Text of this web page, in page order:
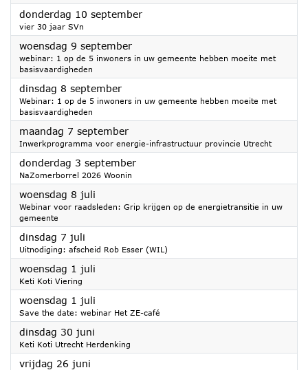
donderdag 10 september2026
vier 30 jaar SVn
woensdag 9 september2026
webinar: 1 op de 5 inwoners in uw gemeente hebben moeite met
basisvaardigheden
dinsdag 8 september2026
Webinar: 1 op de 5 inwoners in uw gemeente hebben moeite met
basisvaardigheden
maandag 7 september2026
Inwerkprogramma voor energie-infrastructuur provincie Utrecht
donderdag 3 september2026
NaZomerborrel 2026 Woonin
woensdag 8 juli
Webinar voor raadsleden: Grip krijgen op de energietransitie in uw
gemeente
dinsdag 7 juli
Uitnodiging: afscheid Rob Esser (WIL)
woensdag 1 juli
Keti Koti Viering
woensdag 1 juli
Save the date: webinar Het ZE-café
dinsdag 30 juni
Keti Koti Utrecht Herdenking
vrijdag 26 juni